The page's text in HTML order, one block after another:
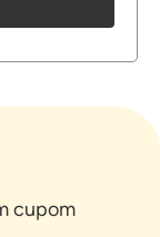
cupom